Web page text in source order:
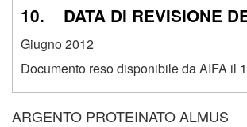
10. DATA DI REVISIONE
Giugno 2012
Documento reso disponibile da AIFA il
ARGENTO PROTEINATO ALMUS